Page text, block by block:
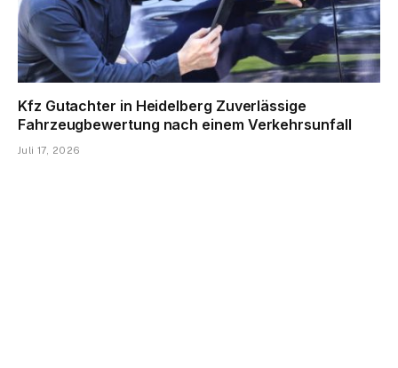
Kfz Gutachter in Heidelberg Zuverlässige
Fahrzeugbewertung nach einem Verkehrsunfall
Juli 17, 2026